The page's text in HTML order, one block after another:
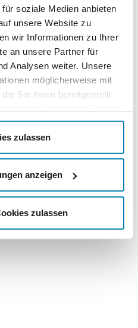
soziale Medien anbieten
unsere Website zu
wir Informationen zu Ihrer
an unsere Partner für
Analysen weiter. Unsere
möglicherweise mit
Sie ihnen bereitgestellt
zulassen
anzeigen
zulassen